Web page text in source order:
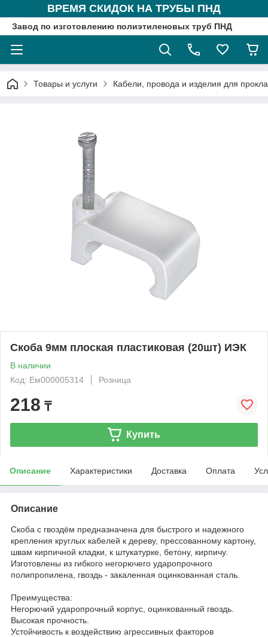
ВРЕМЯ СКИДОК НА ТРУБЫ ПНД
Завод по изготовлению полиэтиленовых труб ПНД
Товары и услуги Кабели, провода и изделия для
Скоба 9мм плоская пластиковая (20шт) ИЭК
В наличии
Код: Ем000005314
Розница
218 ₸
Купить
Описание Характеристики Доставка Оплата
Описание
Скоба с гвоздём предназначена для быстрого и надежного
крепления круглых кабелей к дереву, прессованному картону,
швам кирпичной кладки, к штукатурке, бетону, кирпичу.
Изготовлены из гибкого негорючего ударопрочного
полипропилена, гвоздь - закаленная оцинкованная сталь.
Преимущества:
Негорючий ударопрочный корпус, оцинкованный гвоздь.
Высокая прочность.
Устойчивость к воздействию агрессивных факторов